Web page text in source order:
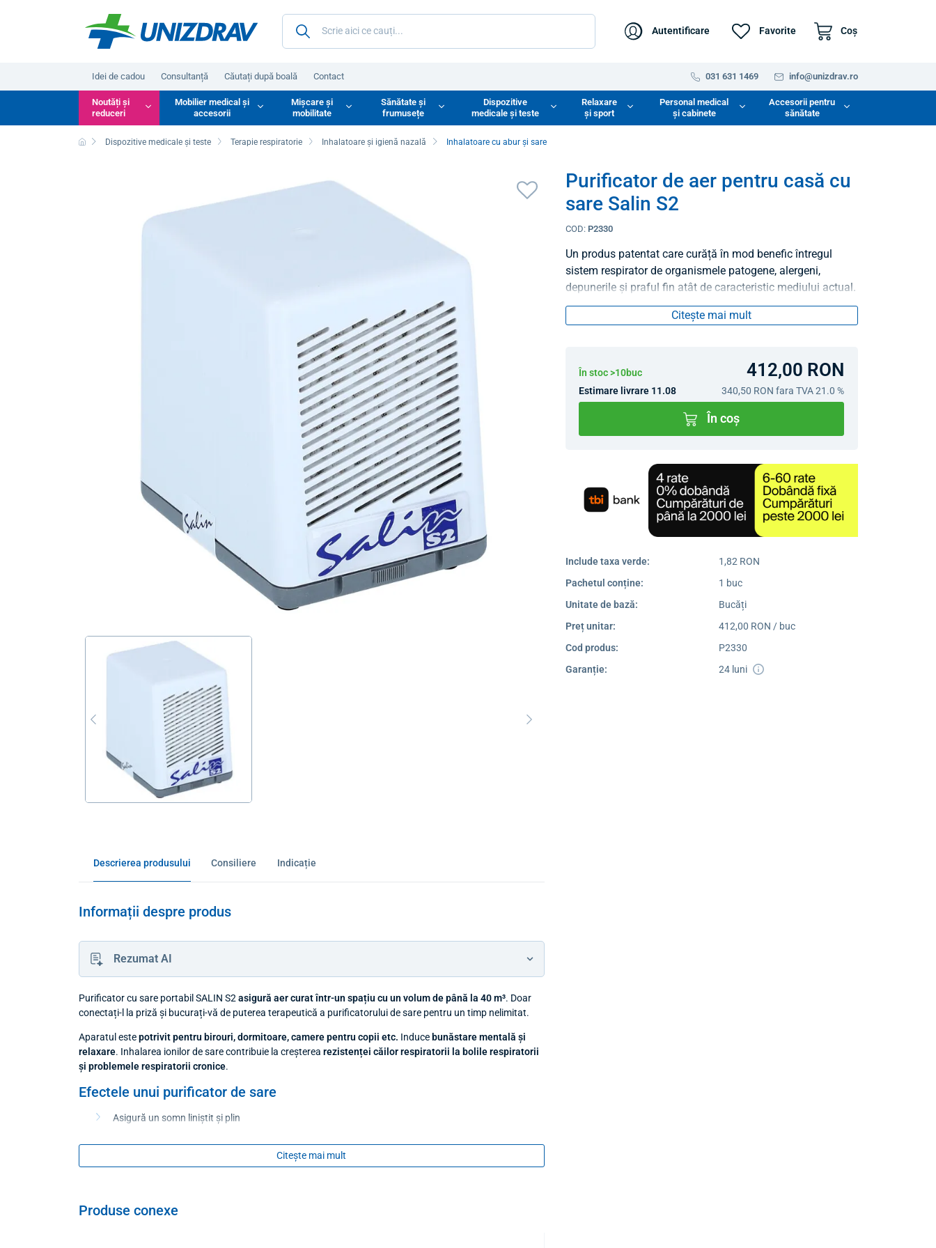
Autentificare Favorite Coş
Idei de cadou Consultanță Căutați după boală Contact 031 631 1469 info@unizdrav.ro
Noutăți și
reduceri
Mobilier medical și
accesorii
Mișcare și
mobilitate
Sănătate și
frumusețe
Dispozitive
medicale și teste
Relaxare
și sport
Personal medical
și cabinete
Accesorii pentru
sănătate
Dispozitive medicale și teste Terapie respiratorie Inhalatoare și igienă nazală Inhalatoare cu abur și sare
Purificator de aer pentru casă cu
sare Salin S2
COD: P2330
Un produs patentat care curăță în mod benefic întregul
sistem respirator de organismele patogene, alergeni,
depunerile și praful fin atât de caracteristic mediului actual.
Citește mai mult
În stoc >10buc 412,00 RON
Estimare livrare 11.08 340,50 RON fara TVA 21.0 %
În coș
Include taxa verde:
1,82 RON
Pachetul conține:
1 buc
Unitate de bază:
Bucăți
Preț unitar:
412,00 RON / buc
Cod produs:
P2330
Garanție:
24 luni
Descrierea produsului Consiliere Indicație
Informații despre produs
Rezumat AI
Purificator cu sare portabil SALIN S2 asigură aer curat într-un spațiu cu un volum de până la 40 m³. Doar
conectați-l la priză și bucurați-vă de puterea terapeutică a purificatorului de sare pentru un timp nelimitat.
Aparatul estepotrivit pentru birouri, dormitoare, camere pentru copii etc. Induce bunăstare mentală și
relaxare. Inhalarea ionilor de sare contribuie la creșterea rezistenței căilor respiratorii la bolile respiratorii
și problemele respiratorii cronice.
Efectele unui purificator de sare
Asigură un somn liniștit și plin
Ajută la regenerarea generală a organismului
Potrivit pentru tratament
Citește mai mult
Produse conexe